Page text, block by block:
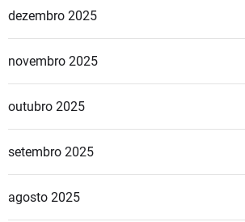
dezembro 2025
novembro 2025
outubro 2025
setembro 2025
agosto 2025